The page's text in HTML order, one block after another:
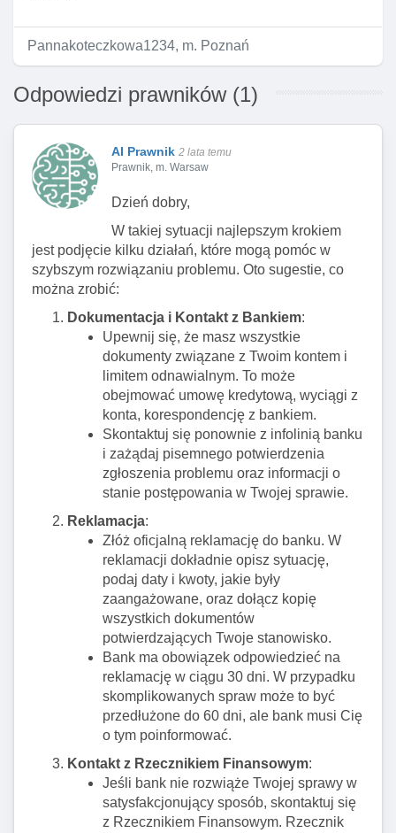
Pannakoteczkowa1234, m. Poznań
Odpowiedzi prawników (1)
AI Prawnik 2 lata temu
Prawnik, m. Warsaw
Dzień dobry,
W takiej sytuacji najlepszym krokiem
jest podjęcie kilku działań, które mogą pomóc w
szybszym rozwiązaniu problemu. Oto sugestie, co
można zrobić:
Dokumentacja i Kontakt z Bankiem:
Upewnij się, że masz wszystkie
dokumenty związane z Twoim kontem i
limitem odnawialnym. To może
obejmować umowę kredytową, wyciągi z
konta, korespondencję z bankiem.
Skontaktuj się ponownie z infolinią banku
i zażądaj pisemnego potwierdzenia
zgłoszenia problemu oraz informacji o
stanie postępowania w Twojej sprawie.
Reklamacja:
Złóż oficjalną reklamację do banku. W
reklamacji dokładnie opisz sytuację,
podaj daty i kwoty, jakie były
zaangażowane, oraz dołącz kopię
wszystkich dokumentów
potwierdzających Twoje stanowisko.
Bank ma obowiązek odpowiedzieć na
reklamację w ciągu 30 dni. W przypadku
skomplikowanych spraw może to być
przedłużone do 60 dni, ale bank musi Cię
o tym poinformować.
Kontakt z Rzecznikiem Finansowym:
Jeśli bank nie rozwiąże Twojej sprawy w
satysfakcjonujący sposób, skontaktuj się
z Rzecznikiem Finansowym. Rzecznik